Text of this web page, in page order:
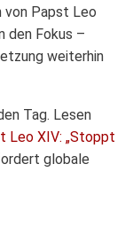
von Papst Leo
den Fokus –
weiterhin
Tag. Lesen
Leo XIV: „Stoppt
globale